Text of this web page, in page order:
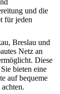
und die
für jeden
Breslau und
Netz an
Diese
bieten eine
auf bequeme